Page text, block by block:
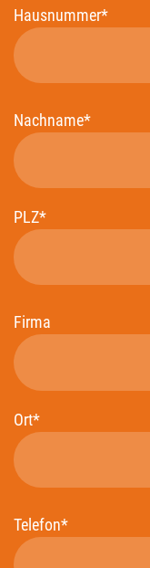
Hausnummer*
Nachname*
PLZ*
Firma
Ort*
Telefon*